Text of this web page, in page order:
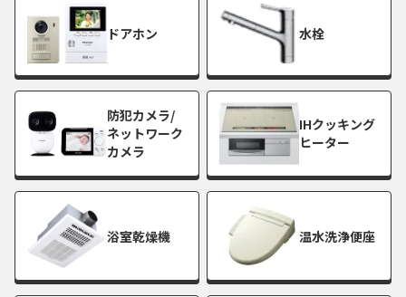
ドアホン 水栓
防犯カメラ/
ネットワーク
カメラ
IHクッキング
ヒーター
浴室乾燥機 温水洗浄便座